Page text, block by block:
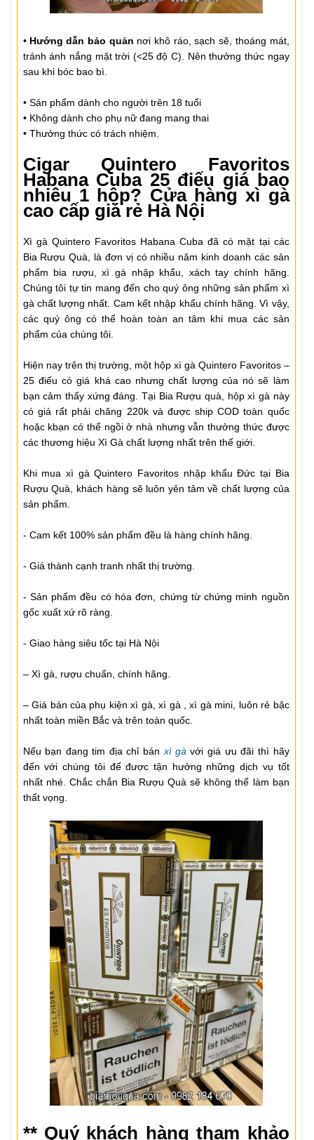
• Hướng dẫn bảo quản nơi khô ráo, sạch sẽ, thoáng mát,
tránh ánh nắng mặt trời (<25 độ C). Nên thưởng thức ngay
sau khi bóc bao bì.
• Sản phẩm dành cho người trên 18 tuổi
• Không dành cho phụ nữ đang mang thai
• Thưởng thức có trách nhiệm.
Cigar Quintero Favoritos
Habana Cuba 25 điếu giá bao
nhiêu 1 hộp? Cửa hàng xì gà
cao cấp giá rẻ Hà Nội
Xì gà Quintero Favoritos Habana Cuba đã có mặt tại các
Bia Rượu Quà, là đơn vị có nhiều năm kinh doanh các sản
phẩm bia rượu, xì gà nhập khẩu, xách tay chính hãng.
Chúng tôi tự tin mang đến cho quý ông những sản phẩm xì
gà chất lượng nhất. Cam kết nhập khẩu chính hãng. Vì vậy,
các quý ông có thể hoàn toàn an tâm khi mua các sản
phẩm của chúng tôi.
Hiện nay trên thị trường, một hộp xì gà Quintero Favoritos –
25 điếu có giá khá cao nhưng chất lượng của nó sẽ làm
bạn cảm thấy xứng đáng. Tại Bia Rượu quà, hộp xì gà này
có giá rất phải chăng 220k và được ship COD toàn quốc
hoặc kbạn có thể ngồi ở nhà nhưng vẫn thưởng thức được
các thương hiệu Xì Gà chất lượng nhất trên thế giới.
Khi mua xì gà Quintero Favoritos nhập khẩu Đức tại Bia
Rượu Quà, khách hàng sẽ luôn yên tâm về chất lượng của
sản phẩm.
- Cam kết 100% sản phẩm đều là hàng chính hãng.
- Giá thành cạnh tranh nhất thị trường.
- Sản phẩm đều có hóa đơn, chứng từ chứng minh nguồn
gốc xuất xứ rõ ràng.
- Giao hàng siêu tốc tại Hà Nội
– Xì gà, rượu chuẩn, chính hãng.
– Giá bán của phụ kiện xì gà, xì gà , xì gà mini, luôn rẻ bậc
nhất toàn miền Bắc và trên toàn quốc.
Nếu bạn đang tim địa chỉ bán xì gà với giá ưu đãi thì hãy
đến với chúng tôi để được tận hưởng những dịch vụ tốt
nhất nhé. Chắc chắn Bia Rượu Quà sẽ không thể làm bạn
thất vọng.
** Quý khách hàng tham khảo